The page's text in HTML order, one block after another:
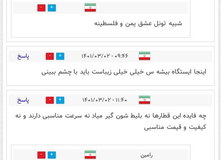
11
شبیه تونل عشق یمن و فلسطینه
۰۹:۴۶ - ۱۴۰۱/۰۳/۰۲ 7 پاسخ
اینجا ایستگاه بیشه س خیلی خیلی زیباست باید با چشم ببینی
۱۱:۴۰ - ۱۴۰۱/۰۳/۰۲ 4 پاسخ
چه فایده این قطارها نه بلیط شون گیر میاد نه سرعت مناسبی دارند و نه
کیفیت و قیمت مناسبی
رامین 0